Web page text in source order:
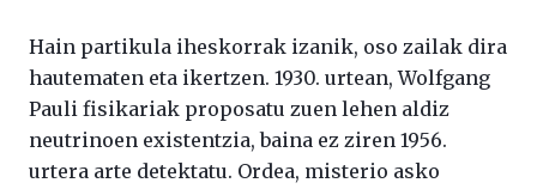
Hain partikula iheskorrak izanik, oso zailak dira
hautematen eta ikertzen. 1930. urtean, Wolfgang
Pauli fisikariak proposatu zuen lehen aldiz
neutrinoen existentzia, baina ez ziren 1956.
urtera arte detektatu. Ordea, misterio asko